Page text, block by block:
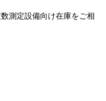
測定設備向け在庫をご相